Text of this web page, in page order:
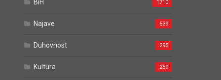
BiH 1710
Najave 539
Duhovnost 295
Kultura 259